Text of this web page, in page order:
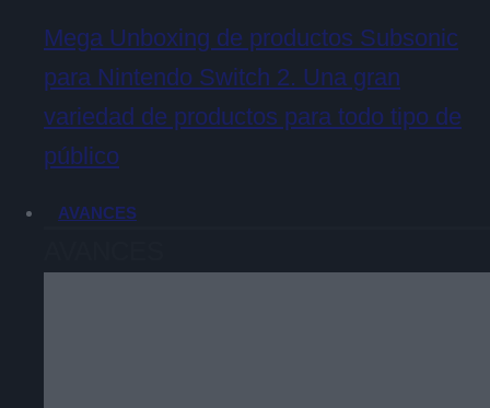
Mega Unboxing de productos Subsonic
para Nintendo Switch 2. Una gran
variedad de productos para todo tipo de
público
AVANCES